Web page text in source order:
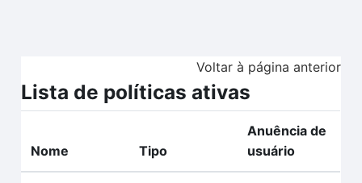
Voltar à página anterior
Lista de políticas ativas
Nome Tipo
Anuência de
usuário